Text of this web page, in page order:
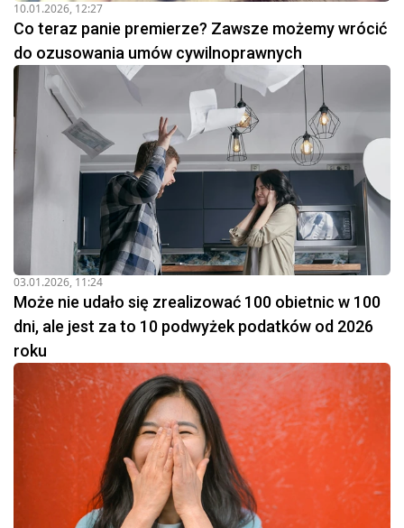
10.01.2026, 12:27
Co teraz panie premierze? Zawsze możemy wrócić
do ozusowania umów cywilnoprawnych
03.01.2026, 11:24
Może nie udało się zrealizować 100 obietnic w 100
dni, ale jest za to 10 podwyżek podatków od 2026
roku